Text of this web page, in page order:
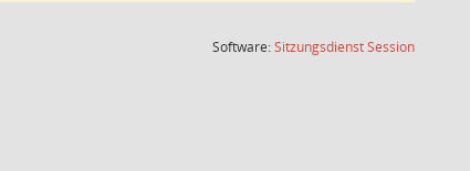
Software:SitzungsdienstSession(Wird in